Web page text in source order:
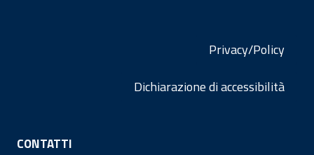
Privacy/Policy
Dichiarazione di accessibilità
CONTATTI